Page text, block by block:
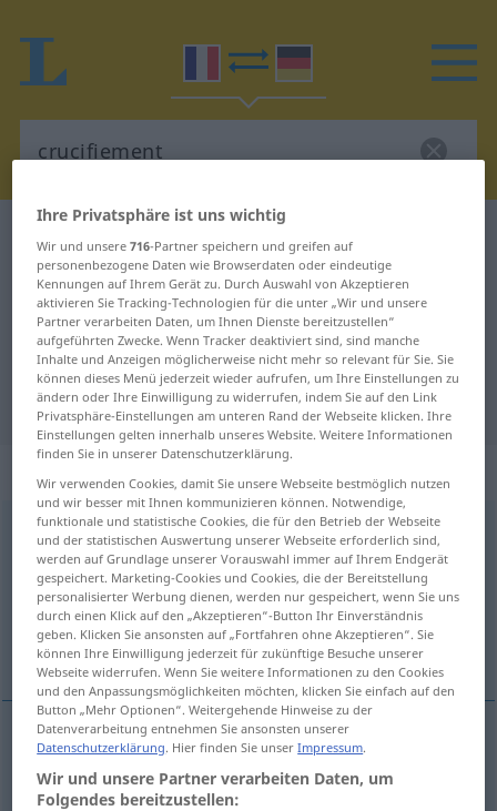
Französisch-Deutsch Übersetzung
für "crucifiement"
"crucifiement" Deutsch
Übersetzung
„crucifiement“ : masculin
crucifiement [kʀysifimɑ̃]m
Übersicht aller Übersetzungen
(Für mehr Details die Übersetzung anklicken/antippen)
Kreuzigung
crucifiement supplice
Ihre Privatsphäre ist uns wichtig
Wir und unsere716-Partner speichern und greifen auf
personenbezogene Daten wie Browserdaten oder eindeutige
Kennungen auf Ihrem Gerät zu. Durch Auswahl von Akzeptieren
aktivieren Sie Tracking-Technologien für die unter „Wir und unsere
Partner verarbeiten Daten, um Ihnen Dienste bereitzustellen“
aufgeführten Zwecke. Wenn Tracker deaktiviert sind, sind manche
Inhalte und Anzeigen möglicherweise nicht mehr so relevant für Sie. Sie
können dieses Menü jederzeit wieder aufrufen, um Ihre Einstellungen zu
ändern oder Ihre Einwilligung zu widerrufen, indem Sie auf den Link
Privatsphäre-Einstellungen am unteren Rand der Webseite klicken. Ihre
Einstellungen gelten innerhalb unseres Website. Weitere Informationen
finden Sie in unserer Datenschutzerklärung.
Wir verwenden Cookies, damit Sie unsere Webseite bestmöglich nutzen
und wir besser mit Ihnen kommunizieren können. Notwendige,
funktionale und statistische Cookies, die für den Betrieb der Webseite
und der statistischen Auswertung unserer Webseite erforderlich sind,
werden auf Grundlage unserer Vorauswahl immer auf Ihrem Endgerät
gespeichert. Marketing-Cookies und Cookies, die der Bereitstellung
personalisierter Werbung dienen, werden nur gespeichert, wenn Sie uns
durch einen Klick auf den „Akzeptieren“-Button Ihr Einverständnis
geben. Klicken Sie ansonsten auf „Fortfahren ohne Akzeptieren“. Sie
können Ihre Einwilligung jederzeit für zukünftige Besuche unserer
Webseite widerrufen. Wenn Sie weitere Informationen zu den Cookies
und den Anpassungsmöglichkeiten möchten, klicken Sie einfach auf den
Button „Mehr Optionen“. Weitergehende Hinweise zu der
Datenverarbeitung entnehmen Sie ansonsten unserer
Datenschutzerklärung. Hier finden Sie unserImpressum.
Wir und unsere Partner verarbeiten Daten, um
Folgendes bereitzustellen: